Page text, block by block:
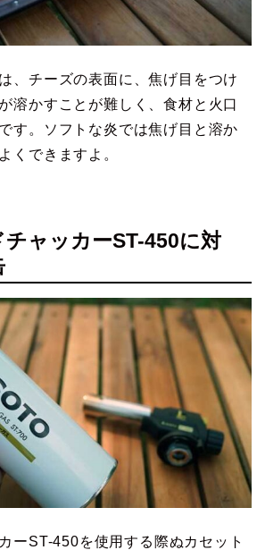
、チーズの表面に、焦げ目をつけ
溶かすことが難しく、食材と火口
す。ソフトな炎では焦げ目と溶か
くできますよ。
チャッカーST-450に対
ーST-450を使用する際ぬカセット